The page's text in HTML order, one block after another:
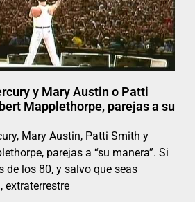
y Mary Austin o Patti
Mapplethorpe, parejas a su
Mary Austin, Patti Smith y
parejas a “su manera”. Si
de los 80, y salvo que seas
extraterrestre